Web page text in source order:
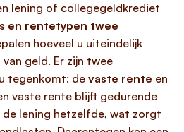
lening of collegegeldkrediet
en rentetypen twee
hoeveel u uiteindelijk
geld. Er zijn twee
tegenkomt: de vaste rente en
vaste rente blijft gedurende
lening hetzelfde, wat zorgt